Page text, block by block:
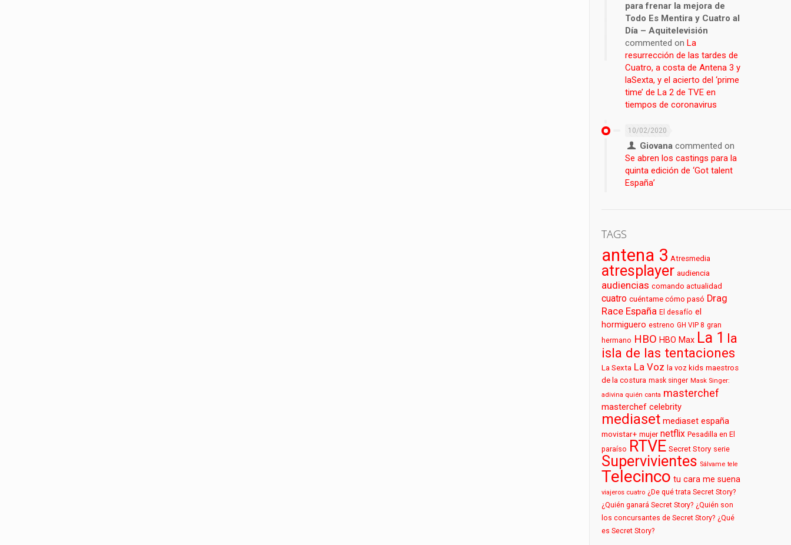
para frenar la mejora de
Todo Es Mentira y Cuatro al
Día – Aquitelevisión
commented onLa
resurrección de las tardes de
Cuatro, a costa de Antena 3 y
laSexta, y el acierto del ‘prime
time’ de La 2 de TVE en
tiempos de coronavirus
10/02/2020
Giovana commented on
Se abren los castings para la
quinta edición de ‘Got talent
España’
TAGS
antena 3 Atresmedia
atresplayer audiencia
audiencias comando actualidad
cuatro cuéntame cómo pasó Drag
Race España El desafío el
hormiguero estreno GH VIP 8 gran
hermano HBO HBO Max La 1 la
isla de las tentaciones
La Sexta La Voz la voz kids maestros
de la costura mask singer Mask Singer:
adivina quién canta masterchef
masterchef celebrity
mediaset mediaset españa
movistar+ mujer netflix Pesadilla en El
paraíso RTVE Secret Story serie
Supervivientes Sálvame tele
Telecinco tu cara me suena
viajeros cuatro ¿De qué trata Secret Story?
¿Quién ganará Secret Story? ¿Quién son
los concursantes de Secret Story? ¿Qué
es Secret Story?